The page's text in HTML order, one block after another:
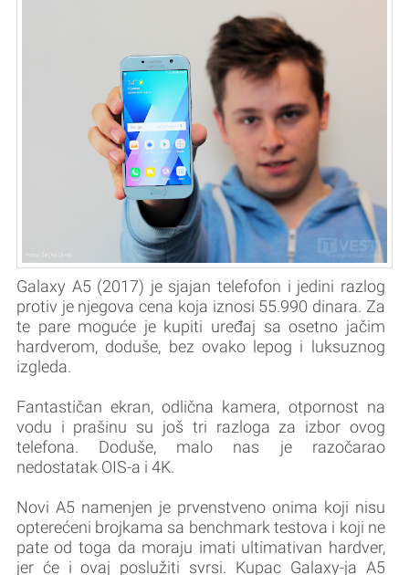
Galaxy A5 (2017) je sjajan telefofon i jedini razlog
protiv je njegova cena koja iznosi 55.990 dinara. Za
te pare moguće je kupiti uređaj sa osetno jačim
hardverom, doduše, bez ovako lepog i luksuznog
izgleda.
Fantastičan ekran, odlična kamera, otpornost na
vodu i prašinu su još tri razloga za izbor ovog
telefona. Doduše, malo nas je razočarao
nedostatak OIS-a i 4K.
Novi A5 namenjen je prvenstveno onima koji nisu
opterećeni brojkama sa benchmark testova i koji ne
pate od toga da moraju imati ultimativan hardver,
jer će i ovaj poslužiti svrsi. Kupac Galaxy-ja A5